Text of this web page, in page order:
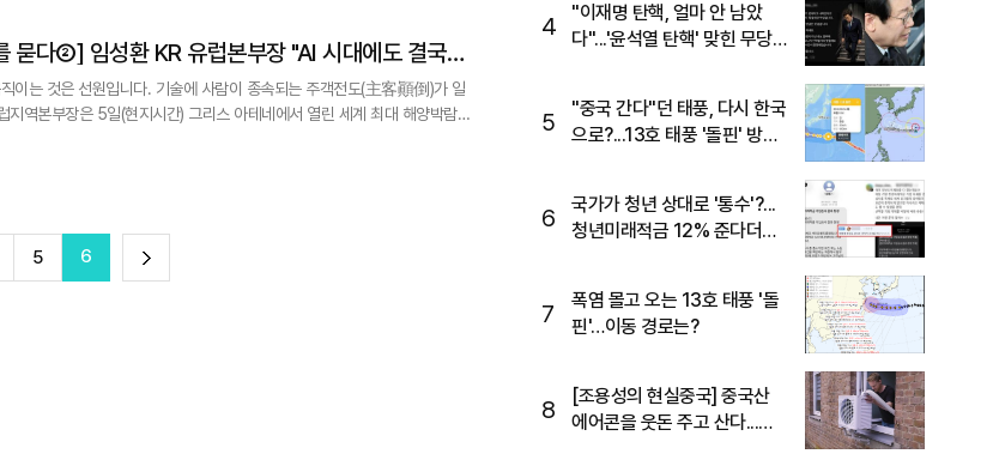
시대에도 결국
야"이는 것은 선원입니다. 기술에 사람이 종속되는 주객전도(主客顚倒)가 일
벌 해운업계를 관통하는 핵심 키워드로 '사람'을 꼽았다. 임 본부장은
5 6 다
4
"이재명 탄핵, 얼마 안 남았
다"...'윤석열 탄핵' 맞힌 무당,
5
"중국 간다"던 태풍, 다시 한국
으로?...13호 태풍 '돌핀' 방향
6
국가가 청년 상대로 '통수'?...
청년미래적금 12% 준다더니
7
폭염 몰고 오는 13호 태풍 '돌
핀'…이동 경로는?
8
[조용성의 현실중국] 중국산
에어콘을 웃돈 주고 산다...유